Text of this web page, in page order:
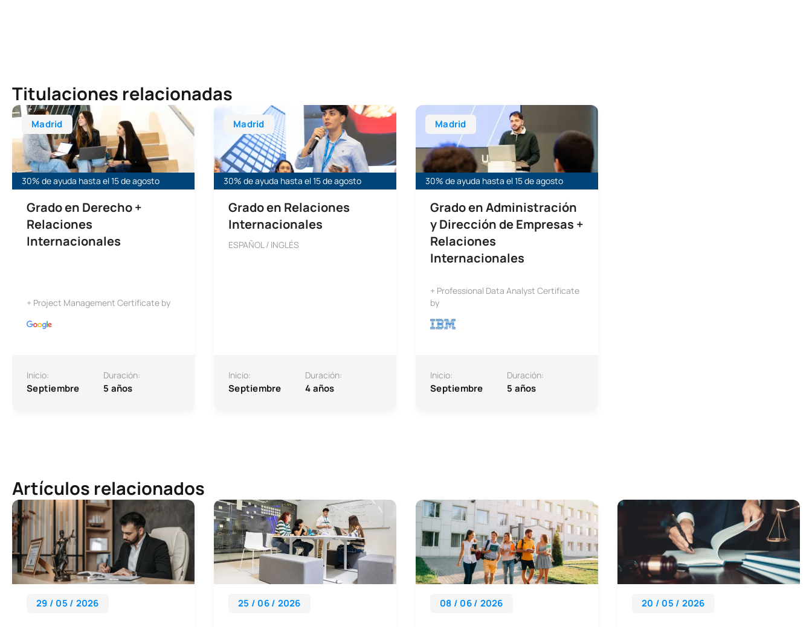
Titulaciones relacionadas
Madrid
30% de ayuda hasta el 15 de agosto
Grado en Derecho +
Relaciones
Internacionales
+ Project Management Certificate by
Inicio:
Septiembre
Duración:
5 años
Grado en Derecho + Relaciones Internacionales
Madrid
30% de ayuda hasta el 15 de agosto
Grado en Relaciones
Internacionales
ESPAÑOL / INGLÉS
Inicio:
Septiembre
Duración:
4 años
Grado en Relaciones Internacionales
Madrid
30% de ayuda hasta el 15 de agosto
Grado en Administración
y Dirección de Empresas +
Relaciones
Internacionales
+ Professional Data Analyst Certificate
by
Inicio:
Septiembre
Duración:
5 años
Grado en Administración y Dirección de empresas + Grado en Relaciones Internacionales
Artículos relacionados
29 / 05 / 2026 25 / 06 / 2026 08 / 06 / 2026 20 / 05 / 2026